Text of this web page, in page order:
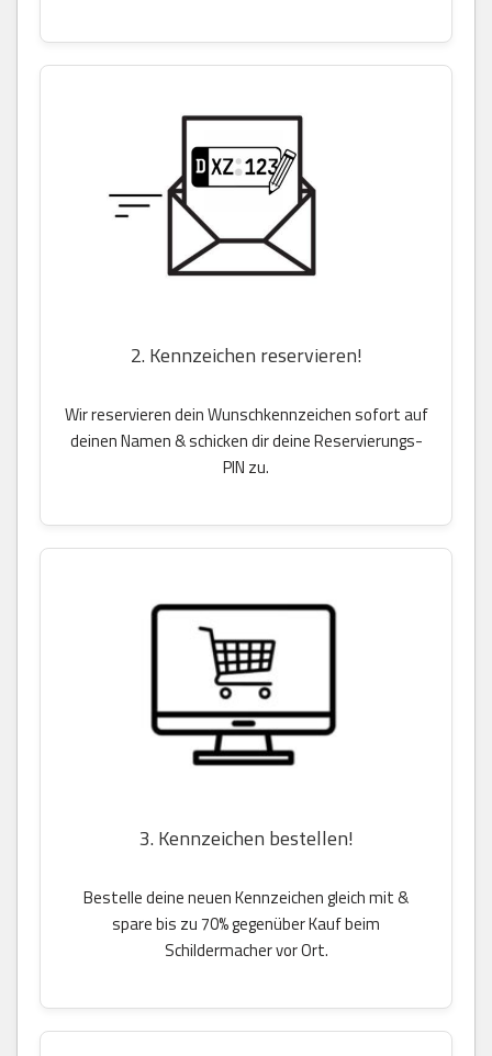
2. Kennzeichen reservieren!
Wir reservieren dein Wunschkennzeichen sofort auf
deinen Namen & schicken dir deine Reservierungs-
PIN zu.
3. Kennzeichen bestellen!
Bestelle deine neuen Kennzeichen gleich mit &
spare bis zu 70% gegenüber Kauf beim
Schildermacher vor Ort.